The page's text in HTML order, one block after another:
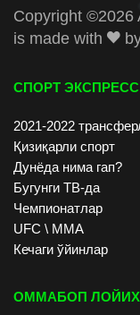
Copyright ©2026
is made with
СПОРТ ЭКСПРЕСС
2021-2022
Қизиқарли спорт
Дунёда нима гап?
Бугунги ТВ-да
Чемпионатлар
UFC \ ММА
Кечаги ўйинлар
ОММАБОП